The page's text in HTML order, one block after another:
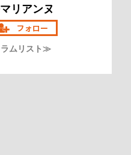
リアンヌ
ラムリスト≫